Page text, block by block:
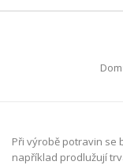
Při výrobě potravin se
například prodlužují